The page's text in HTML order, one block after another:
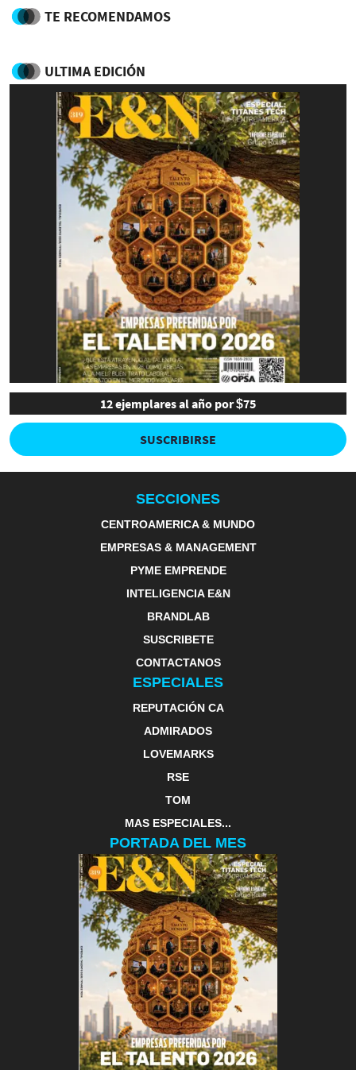
TE RECOMENDAMOS
ULTIMA EDICIÓN
12 ejemplares al año por $75
SUSCRIBIRSE
SECCIONES
CENTROAMERICA & MUNDO
EMPRESAS & MANAGEMENT
PYME EMPRENDE
INTELIGENCIA E&N
BRANDLAB
SUSCRIBETE
CONTACTANOS
ESPECIALES
REPUTACIÓN CA
ADMIRADOS
LOVEMARKS
RSE
TOM
MAS ESPECIALES...
PORTADA DEL MES